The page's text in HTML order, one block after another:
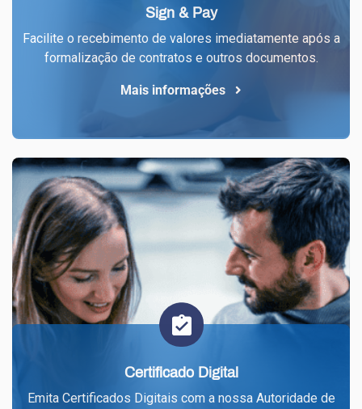
Sign & Pay
Facilite o recebimento de valores imediatamente após a
formalização de contratos e outros documentos.
Mais informações
Certificado Digital
Emita Certificados Digitais com a nossa Autoridade de